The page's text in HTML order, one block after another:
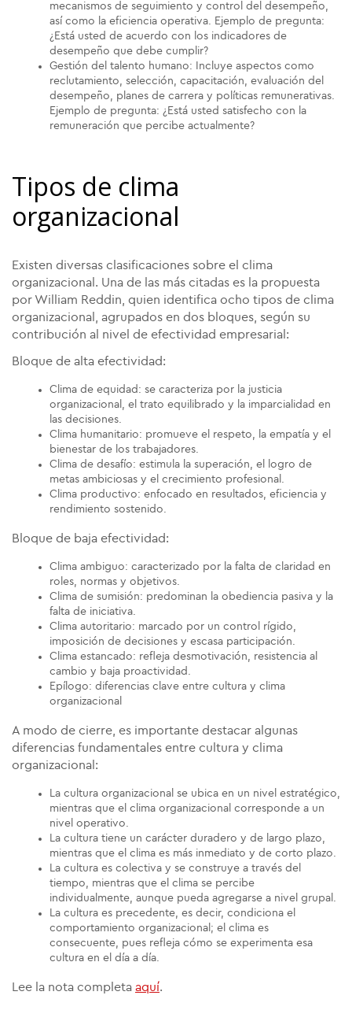
mecanismos de seguimiento y control del desempeño,
así como la eficiencia operativa. Ejemplo de pregunta:
¿Está usted de acuerdo con los indicadores de
desempeño que debe cumplir?
Gestión del talento humano: Incluye aspectos como
reclutamiento, selección, capacitación, evaluación del
desempeño, planes de carrera y políticas remunerativas.
Ejemplo de pregunta: ¿Está usted satisfecho con la
remuneración que percibe actualmente?
Tipos de clima
organizacional
Existen diversas clasificaciones sobre el clima
organizacional. Una de las más citadas es la propuesta
por William Reddin, quien identifica ocho tipos de clima
organizacional, agrupados en dos bloques, según su
contribución al nivel de efectividad empresarial:
Bloque de alta efectividad:
Clima de equidad: se caracteriza por la justicia
organizacional, el trato equilibrado y la imparcialidad en
las decisiones.
Clima humanitario: promueve el respeto, la empatía y el
bienestar de los trabajadores.
Clima de desafío: estimula la superación, el logro de
metas ambiciosas y el crecimiento profesional.
Clima productivo: enfocado en resultados, eficiencia y
rendimiento sostenido.
Bloque de baja efectividad:
Clima ambiguo: caracterizado por la falta de claridad en
roles, normas y objetivos.
Clima de sumisión: predominan la obediencia pasiva y la
falta de iniciativa.
Clima autoritario: marcado por un control rígido,
imposición de decisiones y escasa participación.
Clima estancado: refleja desmotivación, resistencia al
cambio y baja proactividad.
Epílogo: diferencias clave entre cultura y clima
organizacional
A modo de cierre, es importante destacar algunas
diferencias fundamentales entre cultura y clima
organizacional:
La cultura organizacional se ubica en un nivel estratégico,
mientras que el clima organizacional corresponde a un
nivel operativo.
La cultura tiene un carácter duradero y de largo plazo,
mientras que el clima es más inmediato y de corto plazo.
La cultura es colectiva y se construye a través del
tiempo, mientras que el clima se percibe
individualmente, aunque pueda agregarse a nivel grupal.
La cultura es precedente, es decir, condiciona el
comportamiento organizacional; el clima es
consecuente, pues refleja cómo se experimenta esa
cultura en el día a día.
Lee la nota completa aquí.